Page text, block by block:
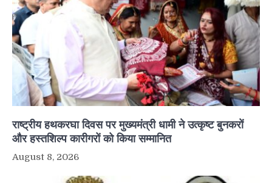
राष्ट्रीय हथकरघा दिवस पर मुख्यमंत्री धामी ने उत्कृष्ट बुनकरों
और हस्तशिल्प कारीगरों को किया सम्मानित
August 8, 2026